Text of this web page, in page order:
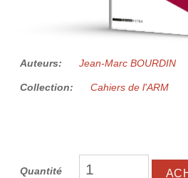
Auteurs: Jean-Marc BOURDIN
Collection: Cahiers de l'ARM
Quantité